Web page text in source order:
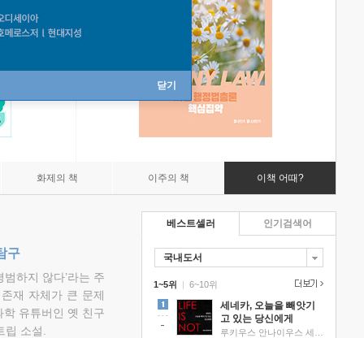
닫기
화제의 책 이주의 책 이책 어때?
구
하지 않다’라는 주
재 자체가 큰 문제
유튜버인 옛 친구
소설.
베스트셀러
국내도서
1~5위 |
세네카, 오늘을 빼앗기
고 있는 당신에게
6~10위
인기검색어